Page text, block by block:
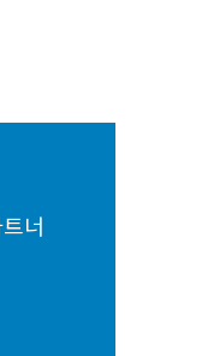
너